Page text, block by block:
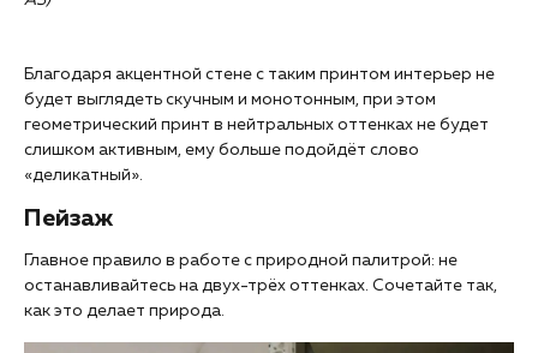
Благодаря акцентной стене с таким принтом интерьер не
будет выглядеть скучным и монотонным, при этом
геометрический принт в нейтральных оттенках не будет
слишком активным, ему больше подойдёт слово
«‎деликатный»‎.
Пейзаж
Главное правило в работе с природной палитрой: не
останавливайтесь на двух-трёх оттенках. Сочетайте так,
как это делает природа.